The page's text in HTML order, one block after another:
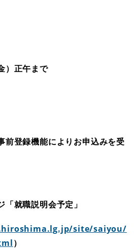
）正午まで
前登録機能によりお申込みを受
就職説明会予定」
site/saiyou/
）